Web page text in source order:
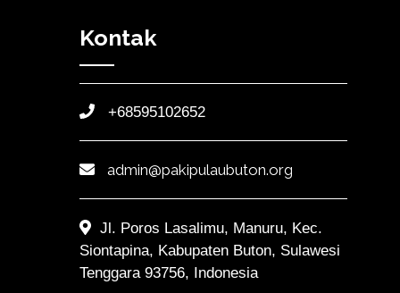
Kontak
+68595102652
admin@pakipulaubuton.org
Jl. Poros Lasalimu, Manuru, Kec.
Siontapina, Kabupaten Buton, Sulawesi
Tenggara 93756, Indonesia